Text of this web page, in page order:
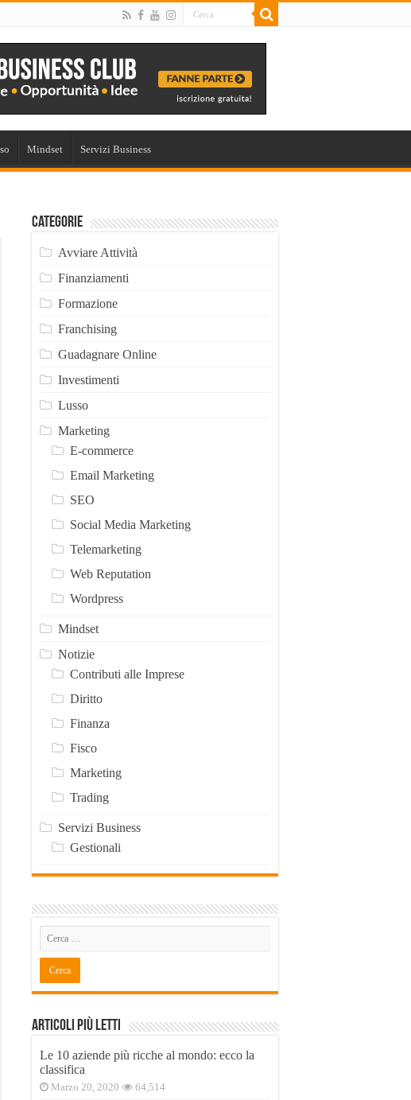
Mindset Servizi Business
Categorie
Avviare Attività
Finanziamenti
Formazione
Franchising
Guadagnare Online
Investimenti
Lusso
Marketing
E-commerce
Email Marketing
SEO
Social Media Marketing
Telemarketing
Web Reputation
Wordpress
Mindset
Notizie
Contributi alle Imprese
Diritto
Finanza
Fisco
Marketing
Trading
Servizi Business
Gestionali
Articoli Più Letti
Le 10 aziende più ricche al mondo: ecco la
classifica
Marzo 20, 2020 64,514